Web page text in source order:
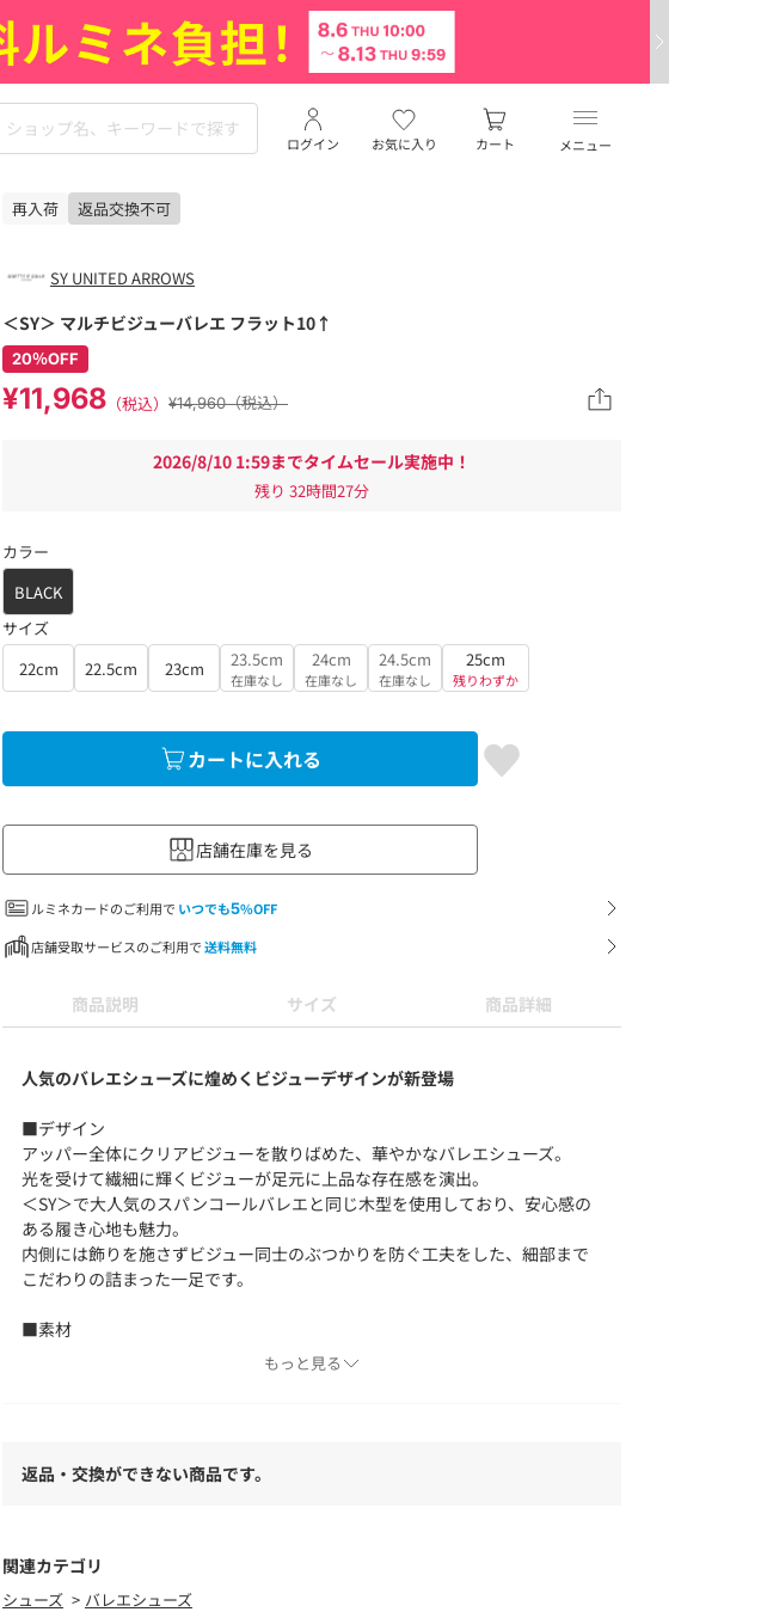
メニュー
お気に入り
ログイン カート
再入荷 返品交換不可
SY UNITED ARROWS
＜SY＞ マルチビジューバレエ フラット10↑
20％OFF
¥11,968 （税込） ¥14,960（税込）
2026/8/10 1:59までタイムセール実施中！
残り 32時間26分
カラー
BLACK
サイズ
22cm
22.5cm 23cm 23.5cm
在庫なし
24cm
在庫なし
24.5cm
在庫なし
25cm
残りわずか
カートに入れる
店舗在庫を見る
ルミネカードのご利用で いつでも5%OFF
店舗受取サービスのご利用で送料無料
商品説明 サイズ 商品詳細
人気のバレエシューズに煌めくビジューデザインが新登場
■デザイン
アッパー全体にクリアビジューを散りばめた、華やかなバレエシューズ。
光を受けて繊細に輝くビジューが足元に上品な存在感を演出。
＜SY＞で大人気のスパンコールバレエと同じ木型を使用しており、安心感の
ある履き心地も魅力。
内側には飾りを施さずビジュー同士のぶつかりを防ぐ工夫をした、細部まで
こだわりの詰まった一足です。
■素材
心、シティカジュアル、スタイルコンシャスをキーワードとしたブランド。
分」を創るきっかけ、理想の「私らしさ」を実現するシューズやファッショ
ンを提案します。
もっと見る
返品・交換ができない商品です。
関連カテゴリ
シューズ バレエシューズ